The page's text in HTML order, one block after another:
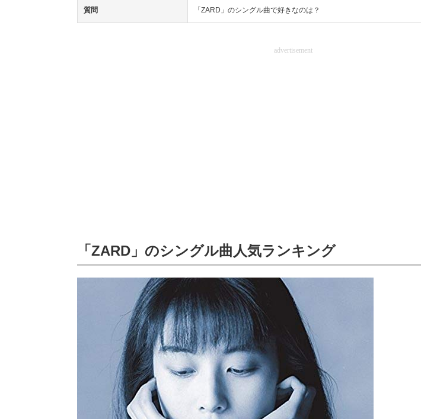
質問 「ZARD」のシングル曲で好きなのは？
advertisement
「ZARD」のシングル曲人気ランキング